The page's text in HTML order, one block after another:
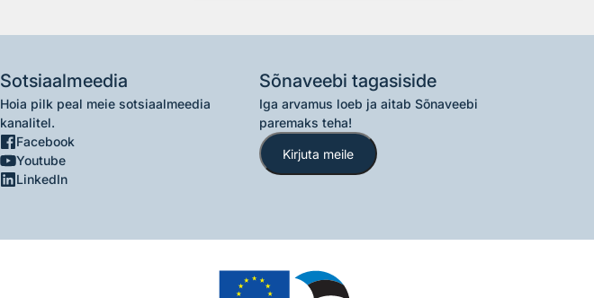
Sotsiaalmeedia
Hoia pilk peal meie sotsiaalmeedia
kanalitel.
Facebook
Youtube
LinkedIn
Sõnaveebi tagasiside
Iga arvamus loeb ja aitab Sõnaveebi
paremaks teha!
Kirjuta meile